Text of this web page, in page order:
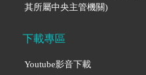
其所屬中央主管機關)
下載專區
Youtube影音下載